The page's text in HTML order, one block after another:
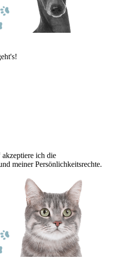
ich die
meiner Persönlichkeitsrechte.